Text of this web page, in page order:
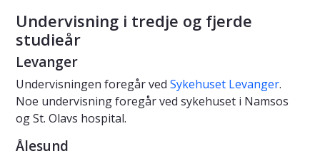
Undervisning i tredje og fjerde
studieår
Levanger
Undervisningen foregår ved Sykehuset Levanger.
Noe undervisning foregår ved sykehuset i Namsos
og St. Olavs hospital.
Ålesund